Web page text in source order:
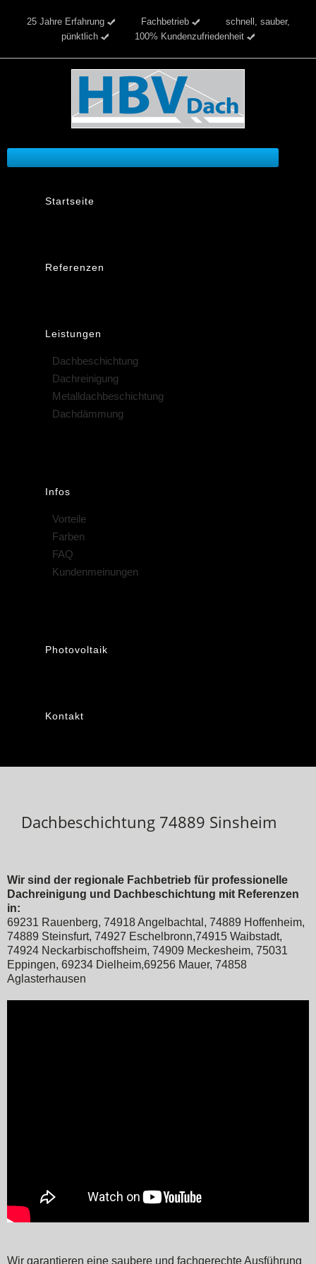
25 Jahre Erfahrung Fachbetrieb
schnell, sauber,
pünktlich
100% Kundenzufriedenheit
Startseite
Referenzen
Leistungen
Dachbeschichtung
Dachreinigung
Metalldachbeschichtung
Dachdämmung
Infos
Vorteile
Farben
FAQ
Kundenmeinungen
Photovoltaik
Kontakt
Dachbeschichtung 74889 Sinsheim
Wir sind der regionale Fachbetrieb für professionelle
Dachreinigung und Dachbeschichtung mit Referenzen
in:
69231 Rauenberg, 74918 Angelbachtal, 74889 Hoffenheim,
74889 Steinsfurt, 74927 Eschelbronn,74915 Waibstadt,
74924 Neckarbischoffsheim, 74909 Meckesheim, 75031
Eppingen, 69234 Dielheim,69256 Mauer, 74858
Aglasterhausen
Wir garantieren eine saubere und fachgerechte Ausführung